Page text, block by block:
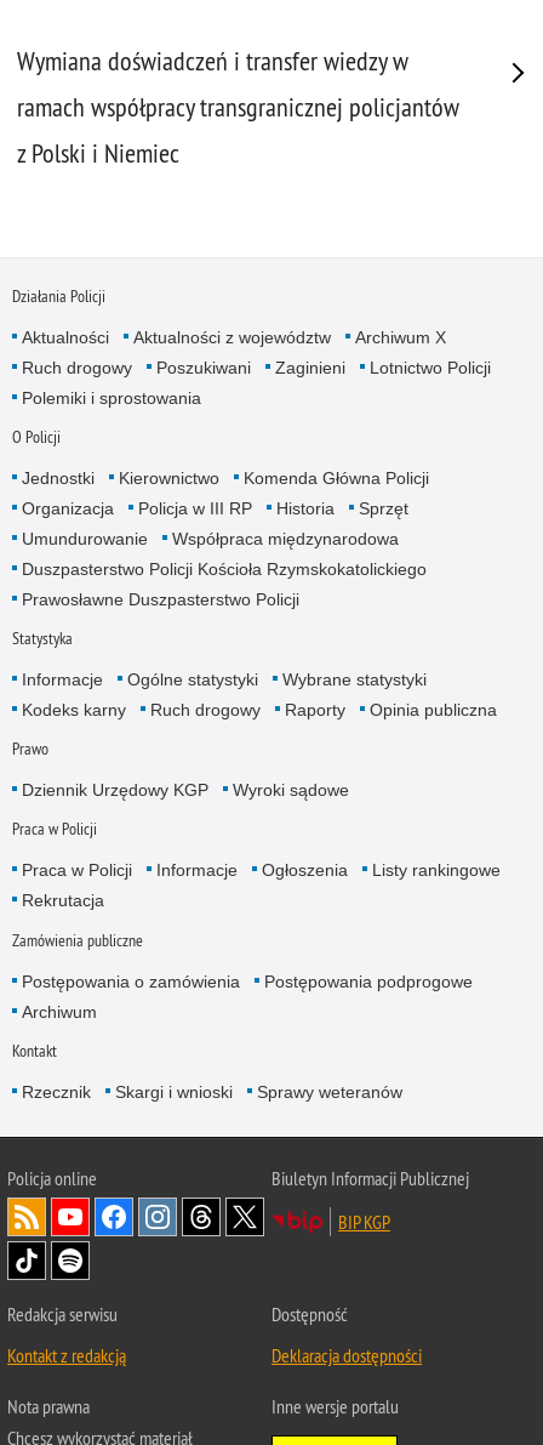
Wymiana doświadczeń i transfer wiedzy w
ramach współpracy transgranicznej policjantów
z Polski i Niemiec
Działania Policji
Aktualności Aktualności z województw
Archiwum X
Ruch drogowy
Poszukiwani Zaginieni
Lotnictwo Policji
Polemiki i sprostowania
O Policji
Jednostki Kierownictwo
Komenda Główna Policji
Organizacja
Policja w III RP Historia
Sprzęt
Umundurowanie
Współpraca międzynarodowa
Duszpasterstwo Policji Kościoła Rzymskokatolickiego
Prawosławne Duszpasterstwo Policji
Statystyka
Informacje Ogólne statystyki
Wybrane statystyki
Kodeks karny
Ruch drogowy Raporty Opinia publiczna
Prawo
Dziennik Urzędowy KGP Wyroki sądowe
Praca w Policji
Praca w Policji Informacje Ogłoszenia
Listy rankingowe
Rekrutacja
Zamówienia publiczne
Postępowania o zamówienia
Postępowania podprogowe
Archiwum
Kontakt
Rzecznik Skargi i wnioski Sprawy weteranów
Policjaonline
Biuletyn Informacji Publicznej
BIP KGP
Redakcja serwisu
Kontakt z redakcją
Dostępność
Deklaracja dostępności
Nota prawna
Chcesz wykorzystać materiał
Inne wersje portalu